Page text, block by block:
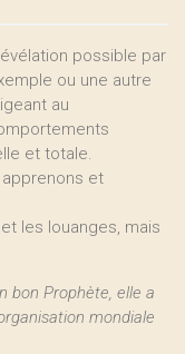
possible par
ou une autre
au
et totale.
apprenons et
les louanges, mais
bon Prophète, elle a
mondiale